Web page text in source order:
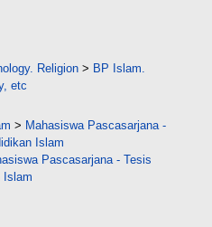
Religion > BP Islam.
etc
> Mahasiswa Pascasarjana -
Islam
Pascasarjana - Tesis
Islam